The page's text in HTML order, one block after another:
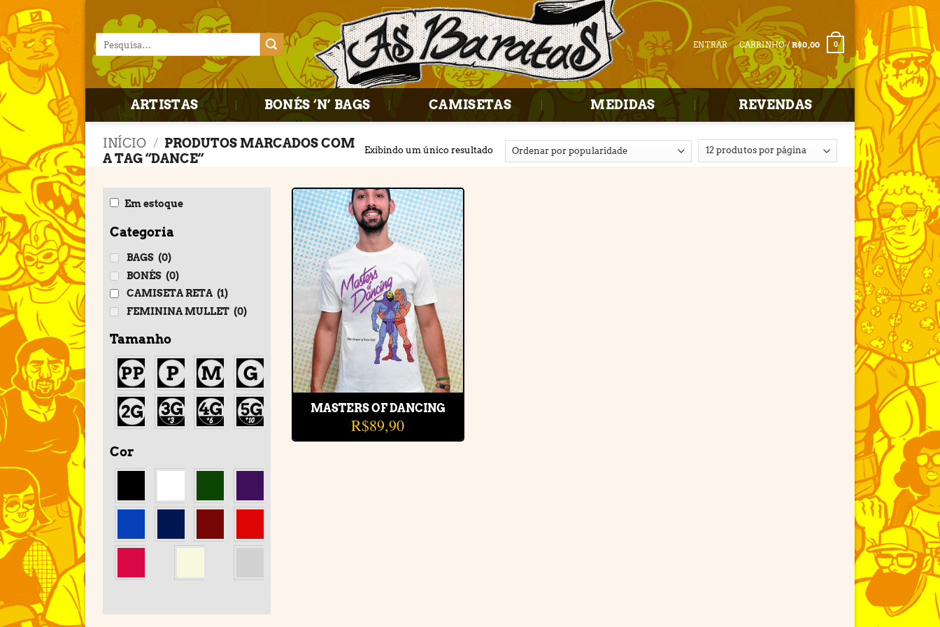
content
Pesquisar
por:
ENTRAR CARRINHO /R$0,00 0
ARTISTAS BONÉS ‘N’ BAGS CAMISETAS MEDIDAS REVENDAS
INÍCIO / PRODUTOS MARCADOS COM
A TAG “DANCE”
Exibindo um único resultado
Em estoque
Categoria
BAGS (0)
BONÉS (0)
CAMISETA RETA (1)
FEMININA MULLET (0)
Tamanho
Cor
' ' ' '
' ' '
Adicionar
à lista de
desejos
MASTERS OF DANCING
R$89,90